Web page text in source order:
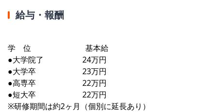
給与・報酬
学 位 基本給
●大学院了 24万円
●大学卒 23万円
●高専卒 22万円
●短大卒 22万円
※研修期間は約2ヶ月（個別に延長あり）